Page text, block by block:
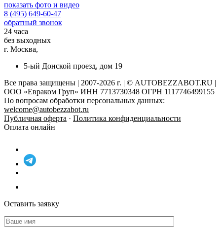
показать фото и видео
8 (495) 649-60-47
обратный звонок
24 часа
без выходных
г. Москва,
5-ый Донской проезд, дом 19
Все права защищены | 2007-2026 г. | © AUTOBEZZABOT.RU |
ООО «Евраком Груп» ИНН 7713730348 ОГРН 1117746499155
По вопросам обработки персональных данных:
welcome@autobezzabot.ru
Публичная оферта · Политика конфиденциальности
Оплата онлайн
Оставить заявку